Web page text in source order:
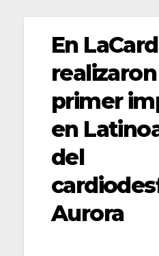
En
primer
en
del
Aurora